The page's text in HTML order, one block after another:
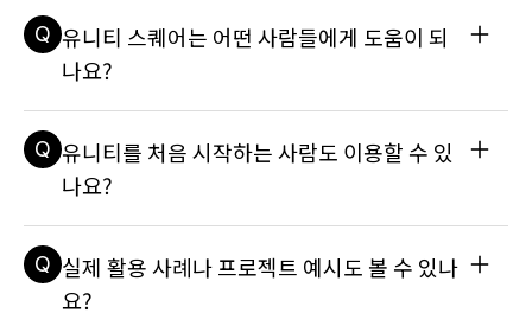
이벤트, 컨설팅 정보까지 폭넓게 확인할 수 있습니다.
A
보, 학습 자료, 블로그,
를 확인할 수 있습니다.
Q 유니티 스퀘어는 어떤 사람들에게 도움이 되
나요?
A
트를 진행하는 개발자, 크리에이터, 기업 담당자까지 폭넓게 활
용할 수 있습니다. 특히 게임 제작뿐 아니라 건축, 자동차, 애니
는 분들에게도 유용합니다.
Q 유니티를 처음 시작하는 사람도 이용할 수 있
나요?
A
니티, 영상 콘텐츠를 함께 안내하고 있어 입문자도 활용할 수 있
습니다. Unity Learn, 유니티 코리아 유튜브 채널, 국내 개발자
Q 실제 활용 사례나 프로젝트 예시도 볼 수 있나
요?